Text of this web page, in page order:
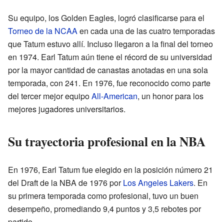
Su equipo, los Golden Eagles, logró clasificarse para el
Torneo de la NCAAen cada una de las cuatro temporadas
que Tatum estuvo allí. Incluso llegaron a la final del torneo
en 1974. Earl Tatum aún tiene el récord de su universidad
por la mayor cantidad de canastas anotadas en una sola
temporada, con 241. En 1976, fue reconocido como parte
del tercer mejor equipoAll-American, un honor para los
mejores jugadores universitarios.
Su trayectoria profesional en la NBA
En 1976, Earl Tatum fue elegido en la posición número 21
del Draft de la NBA de 1976 porLos Angeles Lakers. En
su primera temporada como profesional, tuvo un buen
desempeño, promediando 9,4 puntos y 3,5 rebotes por